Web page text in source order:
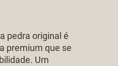
pedra original é
premium que se
Um